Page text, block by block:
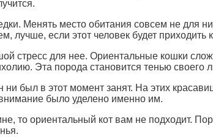
Менять место обитания совсем не для
лучше, если этот человек будет приходить
стресс для нее. Ориентальные кошки
Эта порода становится тенью своего
был в этот момент занят. На этих
было уделено именно им.
то ориентальный кот вам не подходит.